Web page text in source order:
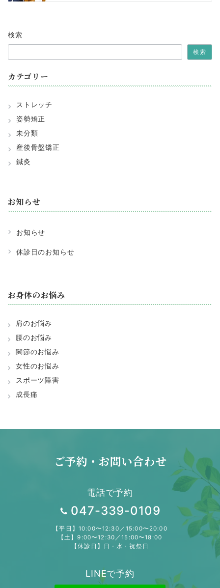
検索
検索
カテゴリー
ストレッチ
姿勢矯正
未分類
産後骨盤矯正
鍼灸
お知らせ
お知らせ
休診日のお知らせ
お身体のお悩み
肩のお悩み
腰のお悩み
関節のお悩み
女性のお悩み
スポーツ障害
成長痛
ご予約・お問い合わせ
電話で予約
047-339-0109
【平日】10:00〜12:30／15:00〜20:00
【土】9:00〜12:30／15:00〜18:00
【休診日】日・水・祝祭日
LINEで予約